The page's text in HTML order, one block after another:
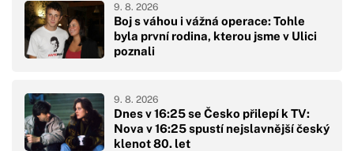
Boj s váhou i vážná operace: Tohle
byla první rodina, kterou jsme v Ulici
poznali
9. 8. 2026
Dnes v 16:25 se Česko přilepí k TV:
Nova v 16:25 spustí nejslavnější český
klenot 80. let
9. 8. 2026